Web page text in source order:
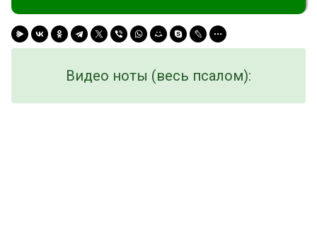
Видео ноты (весь псалом):